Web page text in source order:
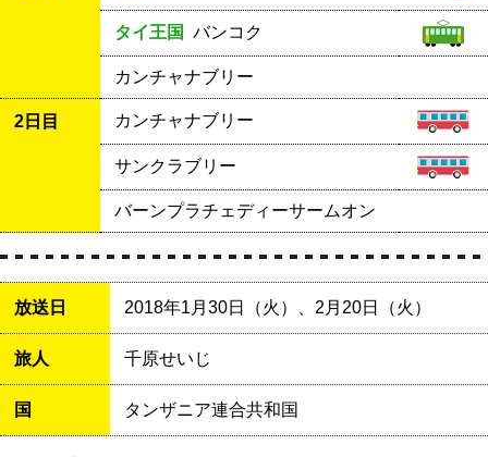
タイ王国 バンコク
カンチャナブリー
2日目 カンチャナブリー
サンクラブリー
バーンプラチェディーサームオン
放送日 2018年1月30日（火）、2月20日（火）
旅人 千原せいじ
国 タンザニア連合共和国